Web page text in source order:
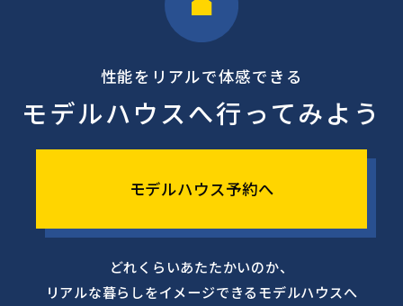
性能をリアルで体感できる
モデルハウスへ行ってみよう
モデルハウス予約へ
どれくらいあたたかいのか、
リアルな暮らしをイメージできるモデルハウスへ